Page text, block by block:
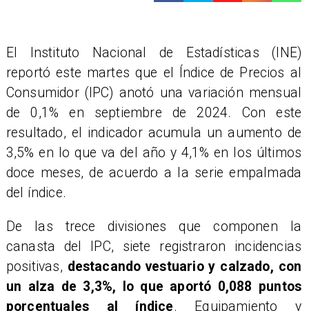
El Instituto Nacional de Estadísticas (INE)
reportó este martes que el Índice de Precios al
Consumidor (IPC) anotó una variación mensual
de 0,1% en septiembre de 2024. Con este
resultado, el indicador acumula un aumento de
3,5% en lo que va del año y 4,1% en los últimos
doce meses, de acuerdo a la serie empalmada
del índice.
De las trece divisiones que componen la
canasta del IPC, siete registraron incidencias
positivas, destacando vestuario y calzado, con
un alza de 3,3%, lo que aportó 0,088 puntos
porcentuales al índice. Equipamiento y